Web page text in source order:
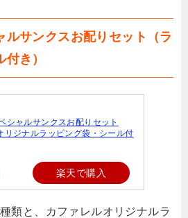
ルサンクスお配りセット（ラ
き）
シャルサンクスお配りセット
リジナルラッピング袋・シール付
楽天で購入
類と、カファレルオリジナルラ